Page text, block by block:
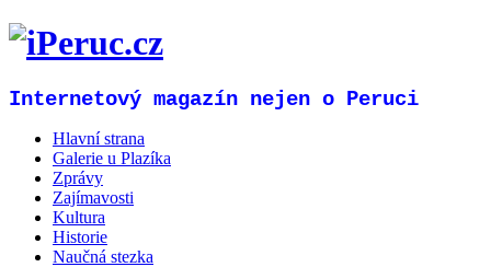
Internetový magazín nejen o Peruci
Hlavní strana
Galerie u Plazíka
Zprávy
Zajímavosti
Kultura
Historie
Naučná stezka